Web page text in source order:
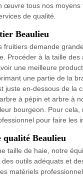
œuvre tous nos moyens
de qualité.
Beaulieu
fruitiers demande
Procéder à la taille
une meilleure
une partie de la
juste en-dessous de la
à pépin et arbre à
bourgeon. Pour cela,
pour faire les
qualité Beaulieu
taille de haie, notre
outils adéquats et
matériels